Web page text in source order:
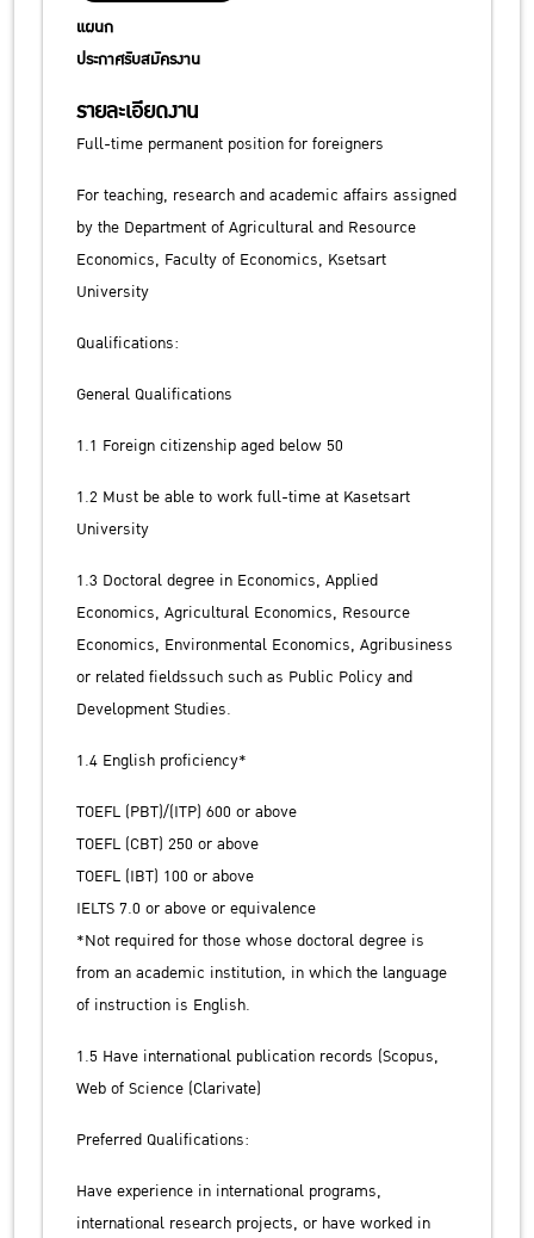
แผนก
ประกาศรับสมัครงาน
รายละเอียดงาน
Full-time permanent position for foreigners
For teaching, research and academic affairs assigned
by the Department of Agricultural and Resource
Economics, Faculty of Economics, Ksetsart
University
Qualifications:
General Qualifications
1.1 Foreign citizenship aged below 50
1.2 Must be able to work full-time at Kasetsart
University
1.3 Doctoral degree in Economics, Applied
Economics, Agricultural Economics, Resource
Economics, Environmental Economics, Agribusiness
or related fieldssuch such as Public Policy and
Development Studies.
1.4 English proficiency*
TOEFL (PBT)/(ITP) 600 or above
TOEFL (CBT) 250 or above
TOEFL (IBT) 100 or above
IELTS 7.0 or above or equivalence
*Not required for those whose doctoral degree is
from an academic institution, in which the language
of instruction is English.
1.5 Have international publication records (Scopus,
Web of Science (Clarivate)
Preferred Qualifications:
Have experience in international programs,
international research projects, or have worked in